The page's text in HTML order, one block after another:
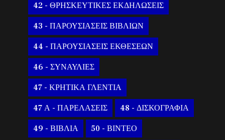
42 - ΘΡΗΣΚΕΥΤΙΚΕΣ ΕΚΔΗΛΩΣΕΙΣ
43 - ΠΑΡΟΥΣΙΑΣΕΙΣ ΒΙΒΛΙΩΝ
44 - ΠΑΡΟΥΣΙΑΣΕΙΣ ΕΚΘΕΣΕΩΝ
46 - ΣΥΝΑΥΛΙΕΣ
47 - ΚΡΗΤΙΚΑ ΓΛΕΝΤΙΑ
47 Α - ΠΑΡΕΛΑΣΕΙΣ 48 - ΔΙΣΚΟΓΡΑΦΙΑ
49 - ΒΙΒΛΙΑ 50 - ΒΙΝΤΕΟ